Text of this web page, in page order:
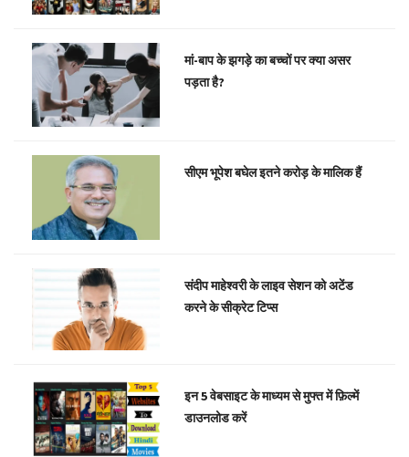
मां-बाप के झगड़े का बच्चों पर क्या असर
पड़ता है?
सीएम भूपेश बघेल इतने करोड़ के मालिक हैं
संदीप माहेश्वरी के लाइव सेशन को अटेंड
करने के सीक्रेट टिप्स
इन 5 वेबसाइट के माध्यम से मुफ्त में फ़िल्में
डाउनलोड करें